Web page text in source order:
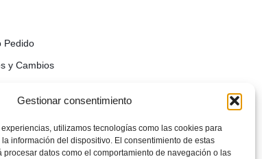
Gestionar consentimiento
utilizamos tecnologías como las cookies para
información del dispositivo. El consentimiento de estas
procesar datos como el comportamiento de navegación o las
Pedido
y Cambios
(UE)